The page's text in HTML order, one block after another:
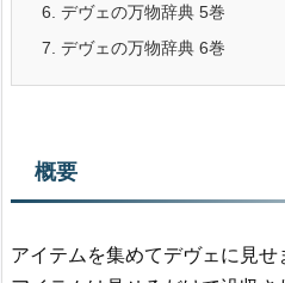
6. デヴェの万物辞典 5巻
7. デヴェの万物辞典 6巻
概要
アイテムを集めてデヴェに見せ